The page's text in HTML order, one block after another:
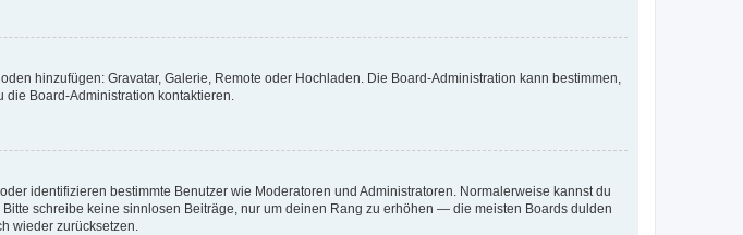
hinzufügen: Gravatar, Galerie, Remote oder Hochladen. Die Board-Administration kann bestimmen,
Board-Administration kontaktieren.
identifizieren bestimmte Benutzer wie Moderatoren und Administratoren. Normalerweise kannst du
schreibe keine sinnlosen Beiträge, nur um deinen Rang zu erhöhen — die meisten Boards dulden
wieder zurücksetzen.